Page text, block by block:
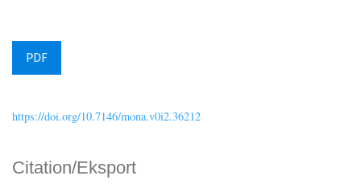
PDF
Citation/Eksport
https://doi.org/10.7146/mona.v0i2.36212